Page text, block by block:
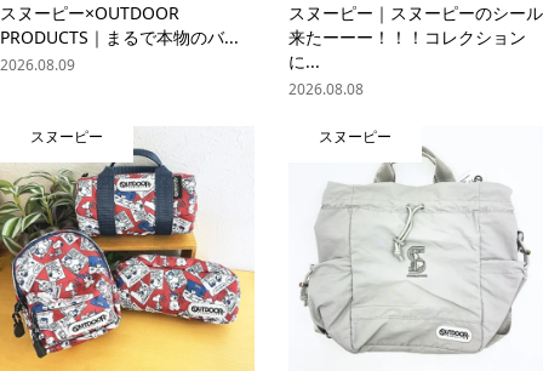
スヌーピー×OUTDOOR
PRODUCTS｜まるで本物のバ...
2026.08.09
スヌーピー｜スヌーピーのシール
来たーーー！！！コレクション
に...
2026.08.08
スヌーピー スヌーピー